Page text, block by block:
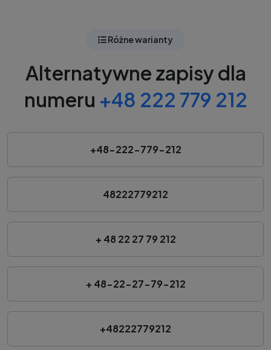
Różne warianty
Alternatywne zapisy dla
numeru +48 222 779 212
+48-222-779-212
48222779212
+ 48 22 27 79 212
+ 48-22-27-79-212
+48222779212